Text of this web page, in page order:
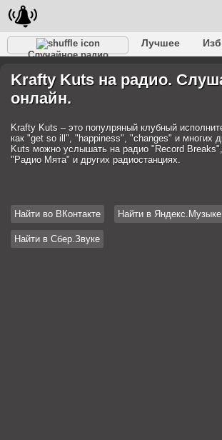
Случайное радио
Лучшее
Krafty Kuts на радио.
онлайн.
Krafty Kuts – это популряный клубный
как "get so ill", "happiness", "changes" и многих
Kuts можно услышать на радио "Record
"Радио Мята" и других радиостанциях.
Найти во ВКонтакте Найти в Яндекс.Музыке
Найти в Сбер.Звуке